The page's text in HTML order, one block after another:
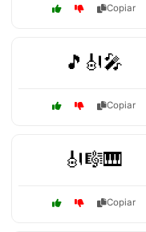
Copiar
🎵🎻🎤
Copiar
🎻🎼🎹
Copiar